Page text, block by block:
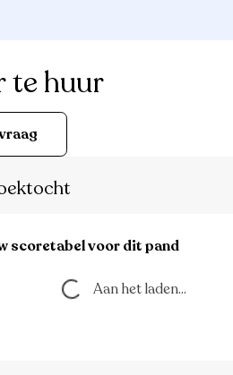
te huur
scoretabel voor dit pand
Aan het laden... Aan het laden...